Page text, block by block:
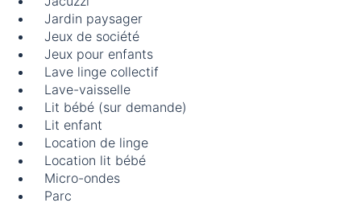
Jardin paysager
Jeux de société
Jeux pour enfants
Lave linge collectif
Lave-vaisselle
Lit bébé (sur demande)
Lit enfant
Location de linge
Location lit bébé
Micro-ondes
Parc